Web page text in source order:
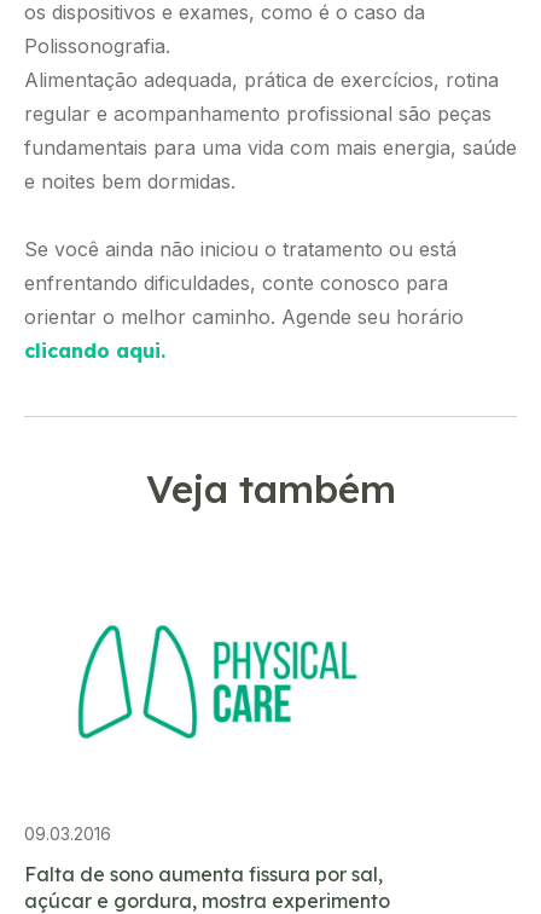
os dispositivos e exames, como é o caso da
Polissonografia.
Alimentação adequada, prática de exercícios, rotina
regular e acompanhamento profissional são peças
fundamentais para uma vida com mais energia, saúde
e noites bem dormidas.
Se você ainda não iniciou o tratamento ou está
enfrentando dificuldades, conte conosco para
orientar o melhor caminho. Agende seu horário
clicando aqui.
Veja também
09.03.2016
Falta de sono aumenta fissura por sal,
açúcar e gordura, mostra experimento